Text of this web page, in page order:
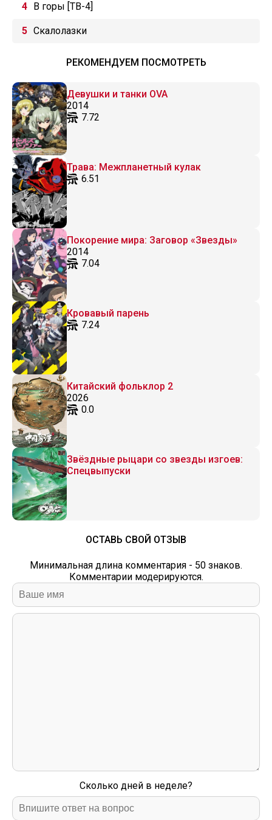
В горы [ТВ-4]
Скалолазки
РЕКОМЕНДУЕМ ПОСМОТРЕТЬ
Девушки и танки OVA
2014
7.72
Трава: Межпланетный кулак
6.51
Покорение мира: Заговор «Звезды»
2014
7.04
Кровавый парень
7.24
Китайский фольклор 2
2026
0.0
Звёздные рыцари со звезды изгоев:
Спецвыпуски
ОСТАВЬ СВОЙ ОТЗЫВ
Минимальная длина комментария - 50 знаков.
Комментарии модерируются.
Сколько дней в неделе?